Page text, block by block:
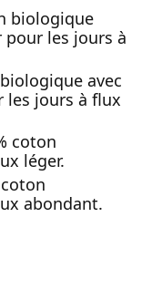
biologique
pour les jours à
avec
les jours à flux
coton
léger.
abondant.